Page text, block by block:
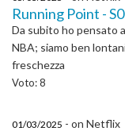
Running Point -
Da subito ho pensato
NBA; siamo ben
freschezza
Voto: 8
01/03/2025 - on Netflix